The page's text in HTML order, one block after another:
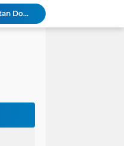
Bangkitkan Merek Legendaris Semen Kujang, SIG Bidik Penguatan Dominasi Pasar Jawa BaratKetua Golkar Jabar: Perjalanan Hidup Bahlil Layak Diteladani Seluruh Kader Partai
KDM Fokus Rampungkan Pemenuhan Layanan Dasar dan Konektivitas Wilayah pada 2027
Jelang Konferprov PWI Jabar, Bos Ayo Media Sambangi Rumah PWI Kota Bogor